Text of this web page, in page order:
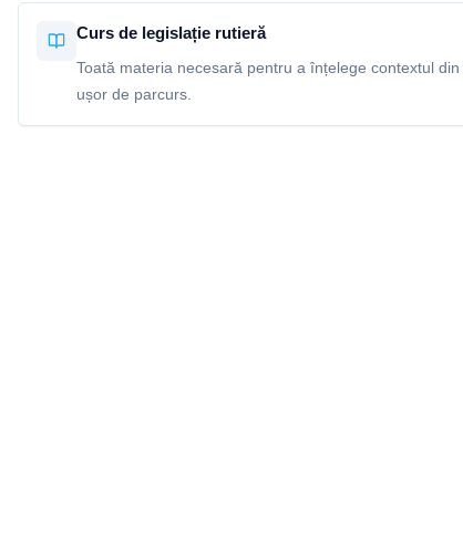
Curs de legislație rutieră
Toată materia necesară pentru a înțelege contextul
ușor de parcurs.